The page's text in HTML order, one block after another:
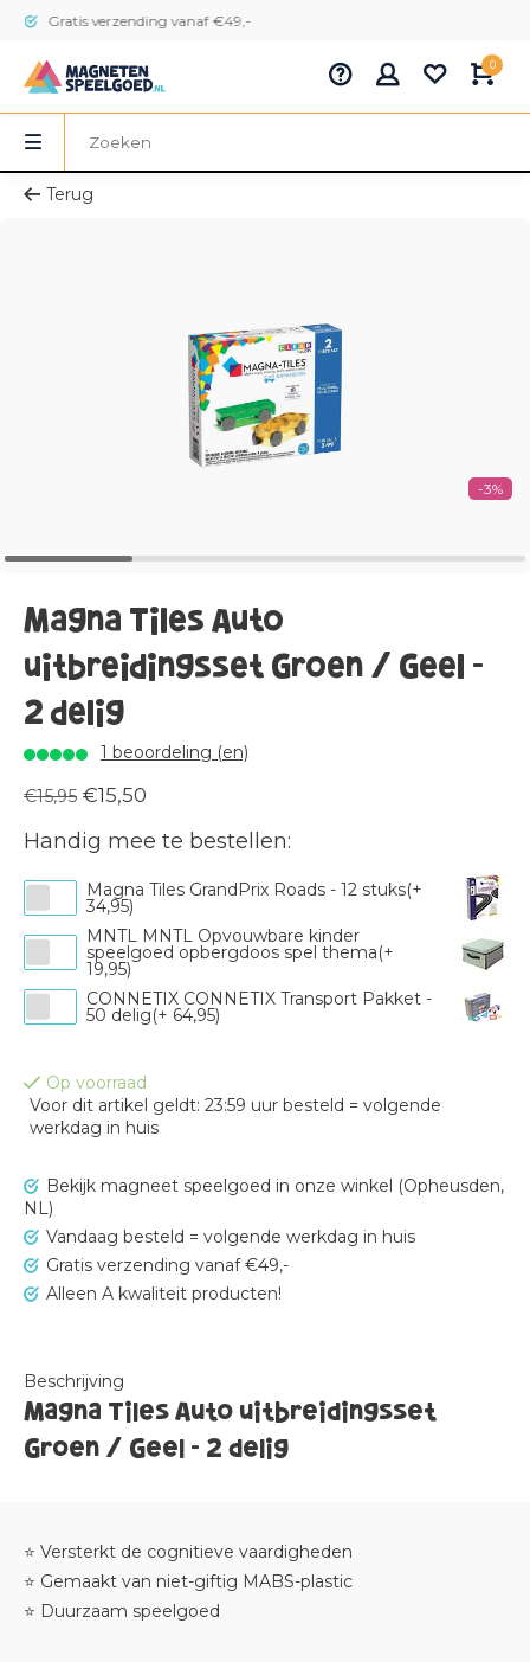
Gratis verzending vanaf €49,-
0
Terug
-3%
Magna Tiles Auto
uitbreidingsset Groen / Geel -
2 delig
1 beoordeling (en)
€15,95 €15,50
Handig mee te bestellen:
Magna Tiles GrandPrix Roads - 12 stuks(+
34,95)
MNTL MNTL Opvouwbare kinder
speelgoed opbergdoos spel thema(+
19,95)
CONNETIX CONNETIX Transport Pakket -
50 delig(+ 64,95)
Op voorraad
Voor dit artikel geldt: 23:59 uur besteld = volgende
werkdag in huis
Bekijk magneet speelgoed in onze winkel (Opheusden,
NL)
Vandaag besteld = volgende werkdag in huis
Gratis verzending vanaf €49,-
Alleen A kwaliteit producten!
Beschrijving
Magna Tiles Auto uitbreidingsset
Groen / Geel - 2 delig
⭐ Versterkt de cognitieve vaardigheden
⭐ Gemaakt van niet-giftig MABS-plastic
⭐ Duurzaam speelgoed